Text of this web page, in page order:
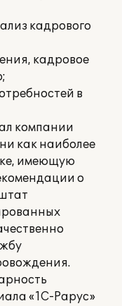
кадрового
кадровое
в
компании
как наиболее
имеющую
о
«1С-Рарус»